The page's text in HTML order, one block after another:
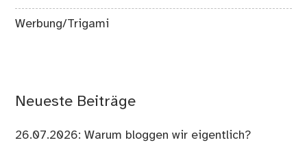
Werbung/Trigami
Neueste Beiträge
26.07.2026: Warum bloggen wir eigentlich?